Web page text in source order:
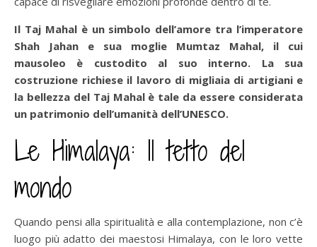
Il Taj Mahal è un simbolo dell’amore tra l’imperatore
Shah Jahan e sua moglie Mumtaz Mahal, il cui
mausoleo è custodito al suo interno. La sua
costruzione richiese il lavoro di migliaia di artigiani e
la bellezza del Taj Mahal è tale da essere considerata
un patrimonio dell’umanità dell’UNESCO.
Le Himalaya: Il tetto del
mondo
Quando pensi alla spiritualità e alla contemplazione, non c’è
luogo più adatto dei maestosi Himalaya, con le loro vette